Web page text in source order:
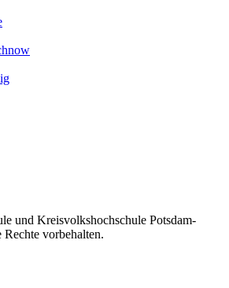
und Kreisvolkshochschule Potsdam-
vorbehalten.